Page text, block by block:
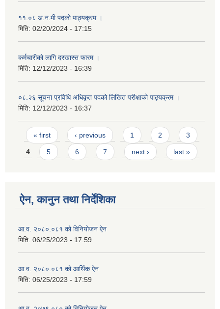
११.०८ अ.न.मी पदको पाठ्यक्रम ।
मिति: 02/20/2024 - 17:15
कर्मचारीको लागि दरखास्त फारम ।
मिति: 12/12/2023 - 16:39
०८.२६ सूचना प्रविधि अधिकृत पदको लिखित परीक्षाको पाठ्यक्रम ।
मिति: 12/12/2023 - 16:37
Pages
« first ‹ previous 1 2 3
4 5 6 7 next › last »
ऐन, कानुन तथा निर्देशिका
आ.व. २०८०.०८१ को विनियोजन ऐन
मिति: 06/25/2023 - 17:59
आ.व. २०८०.०८१ को आर्थिक ऐन
मिति: 06/25/2023 - 17:59